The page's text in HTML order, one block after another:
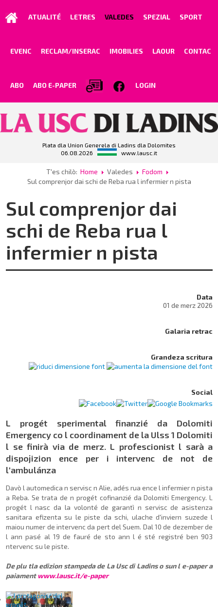
ATUALITÉ LETRES VALEDES SPEZIAL SPORT
EVENC RECLAM/INSERAC IMOBILIES LAOUR CONTAC
ABO ABO E-PAPER LOGIN
Plata dla Union Generela di Ladins dla Dolomites
06.08.2026
www.lausc.it
T'es chilò: Home Valedes
Fodom
Sul comprenjor dai schi de Reba rua l infermier n pista
Sul comprenjor dai
schi de Reba rua l
infermier n pista
Data
01 de merz 2026
Galaria retrac
Grandeza scritura
Social
L progét sperimental finanzié da Dolomiti
Emergency co l coordinament de la Ulss 1 Dolomiti
l se finirà via de merz. L profescionist l sarà a
dispojizion ence per i intervenc de not de
l'ambulánza
Davò l automedica n servisc n Alie, adés rua ence l infermier n pista
a Reba. Se trata de n progét cofinanzié da Dolomiti Emergency. L
progét l nasc da la volonté de garantì n servisc de asistenza
sanitara efizenta su le piste da schi, ulache d'inviern suzede l
maiou numer de intervenc da pert del Suem. Dal 10 de dezember de
l ann pasé al 19 de fauré de sto ann l é sté registré ben 903
ntervenc su le piste.
De plu tla edizion stampeda de La Usc di Ladins o sun l e-paper a
paiament www.lausc.it/e-paper